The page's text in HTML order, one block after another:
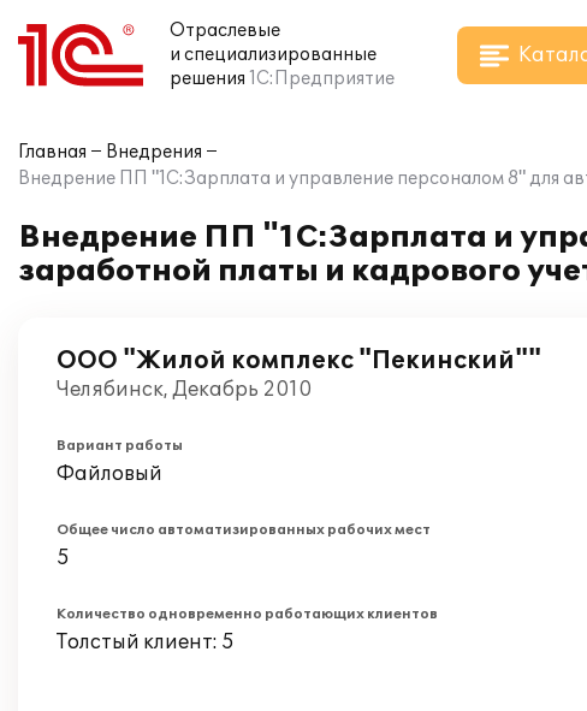
Отраслевые
и специализированные
решения 1С:Предприятие
Главная
Внедрения
Внедрение ПП "1С:Зарплата и управление персоналом 8" для
Внедрение ПП "1С:Зарплата и
заработной платы и кадрового
ООО "Жилой комплекс "Пекинский""
Челябинск, Декабрь 2010
Вариант работы
Файловый
Общее число автоматизированных рабочих мест
5
Количество одновременно работающих клиентов
Толстый клиент: 5